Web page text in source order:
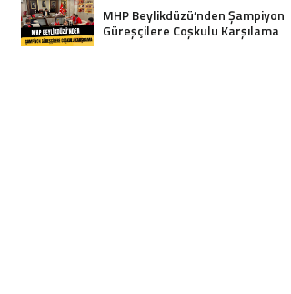
MHP Beylikdüzü’nden Şampiyon
Güreşçilere Coşkulu Karşılama